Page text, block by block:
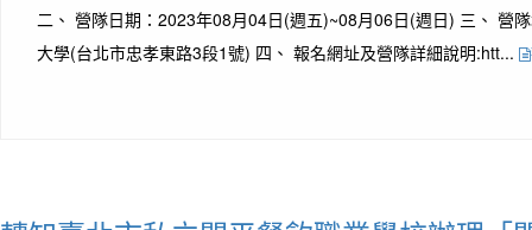
二、 營隊日期：2023年08月04日(週五)~08月06日(週日) 三、 營
大學(台北市忠孝東路3段1號) 四、 報名網址及營隊詳細說明:htt...